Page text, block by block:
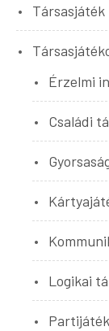
Társasjáték
Érzelmi
Családi
Logikai
Partijáték